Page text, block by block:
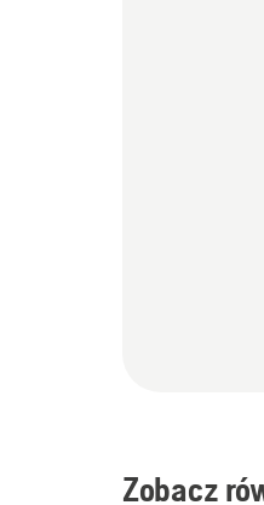
Zobacz